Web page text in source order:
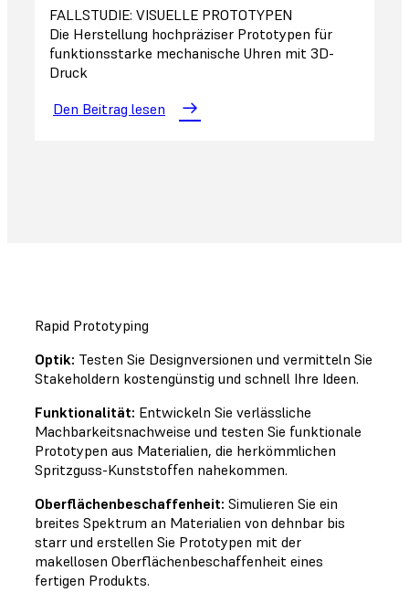
FALLSTUDIE: VISUELLE PROTOTYPEN
Die Herstellung hochpräziser Prototypen für
funktionsstarke mechanische Uhren mit 3D-
Druck
Den Beitrag lesen
Rapid Prototyping
Optik: Testen Sie Designversionen und vermitteln Sie
Stakeholdern kostengünstig und schnell Ihre Ideen.
Funktionalität: Entwickeln Sie verlässliche
Machbarkeitsnachweise und testen Sie funktionale
Prototypen aus Materialien, die herkömmlichen
Spritzguss-Kunststoffen nahekommen.
Oberflächenbeschaffenheit: Simulieren Sie ein
breites Spektrum an Materialien von dehnbar bis
starr und erstellen Sie Prototypen mit der
makellosen Oberflächenbeschaffenheit eines
fertigen Produkts.